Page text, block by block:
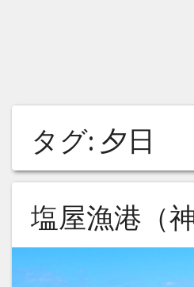
タグ: 夕日
塩屋漁港（神